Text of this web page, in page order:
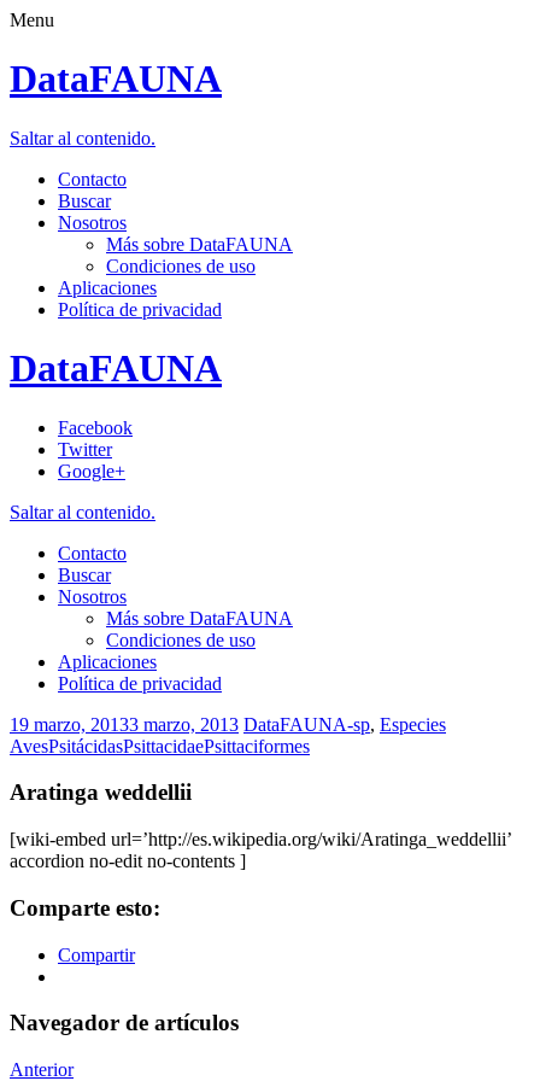
Menu
DataFAUNA
Saltar al contenido.
Contacto
Buscar
Nosotros
Más sobre DataFAUNA
Condiciones de uso
Aplicaciones
Política de privacidad
DataFAUNA
Facebook
Twitter
Google+
Saltar al contenido.
Contacto
Buscar
Nosotros
Más sobre DataFAUNA
Condiciones de uso
Aplicaciones
Política de privacidad
19 marzo, 20133 marzo, 2013 DataFAUNA-sp, Especies
AvesPsitácidasPsittacidaePsittaciformes
Aratinga weddellii
[wiki-embed url=’http://es.wikipedia.org/wiki/Aratinga_weddellii’
accordion no-edit no-contents ]
Comparte esto:
Compartir
Navegador de artículos
Anterior